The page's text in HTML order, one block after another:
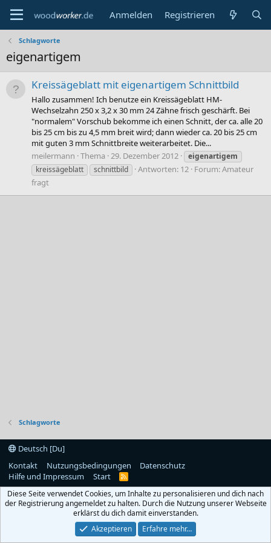
Anmelden Registrieren
Schlagworte
eigenartigem
Kreissägeblatt mit eigenartigem Schnittbild
Hallo zusammen! Ich benutze ein Kreissägeblatt HM-
Wechselzahn 250 x 3,2 x 30 mm 24 Zähne frisch geschärft. Bei
"normalem" Vorschub bekomme ich einen Schnitt, der ca. alle 20
bis 25 cm bis zu 4,5 mm breit wird; dann wieder ca. 20 bis 25 cm
mit guten 3 mm Schnittbreite weiterarbeitet. Die...
meilermann Thema 29. Dezember 2012
eigenartigem
kreissägeblatt
schnittbild Antworten: 12 Forum:Amateur
fragt
Schlagworte
Deutsch [Du]
Kontakt
Nutzungsbedingungen
Datenschutz
Hilfe und Impressum
Start
R
S
Diese Seite verwendet Cookies, um Inhalte zu personalisieren und dich nach
der Registrierung angemeldet zu halten. Durch die Nutzung unserer Webseite
erklärst du dich damit einverstanden.
Akzeptieren
Erfahre mehr…